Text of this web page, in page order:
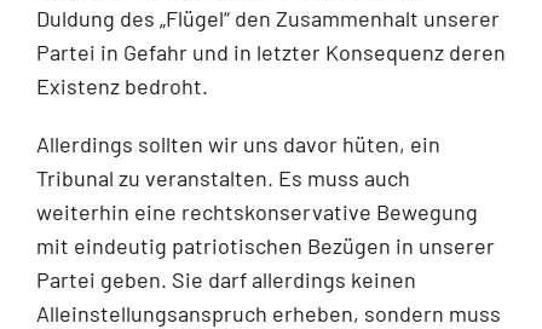
Duldung des „Flügel“ den Zusammenhalt unserer
Partei in Gefahr und in letzter Konsequenz deren
Existenz bedroht.
Allerdings sollten wir uns davor hüten, ein
Tribunal zu veranstalten. Es muss auch
weiterhin eine rechtskonservative Bewegung
mit eindeutig patriotischen Bezügen in unserer
Partei geben. Sie darf allerdings keinen
Alleinstellungsanspruch erheben, sondern muss